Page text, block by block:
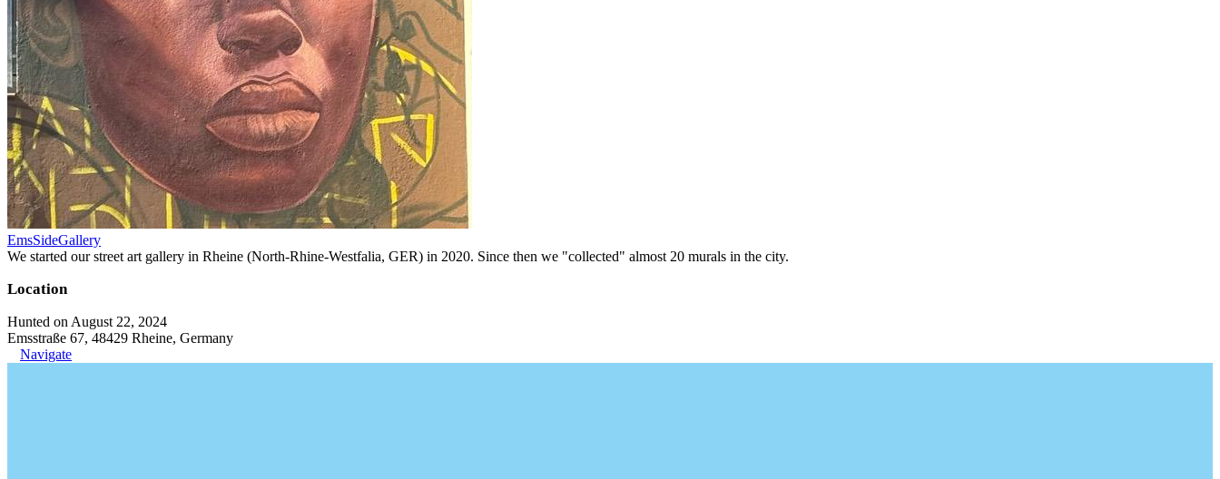
EmsSideGallery
We started our street art gallery in Rheine (North-Rhine-Westfalia, GER) in 2020. Since then we "collected" almost 20 murals in the city.
Location
Hunted on August 22, 2024
Emsstraße 67, 48429 Rheine, Germany
Navigate